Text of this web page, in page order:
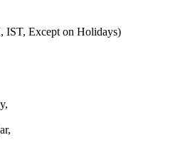
IST, Except on Holidays)